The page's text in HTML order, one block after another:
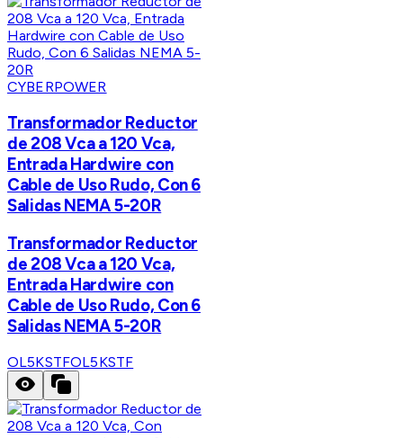
CYBERPOWER
Transformador Reductor
de 208 Vca a 120 Vca,
Entrada Hardwire con
Cable de Uso Rudo, Con 6
Salidas NEMA 5-20R
Transformador Reductor
de 208 Vca a 120 Vca,
Entrada Hardwire con
Cable de Uso Rudo, Con 6
Salidas NEMA 5-20R
OL5KSTFOL5KSTF